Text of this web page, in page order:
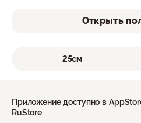
Открыть
25см
Приложение доступно в
RuStore